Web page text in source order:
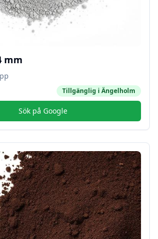
mm
Tillgänglig i Ängelholm
Sök på Google